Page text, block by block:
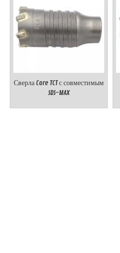
Сверла Core TCT с совместимым
SDS-MAX